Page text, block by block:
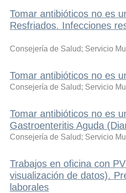
Tomar antibióticos no es
Resfriados. Infecciones
Consejería de Salud; Servicio
Tomar antibióticos no es
Consejería de Salud; Servicio
Tomar antibióticos no es
Gastroenteritis Aguda
Consejería de Salud; Servicio
Trabajos en oficina con
visualización de datos).
laborales